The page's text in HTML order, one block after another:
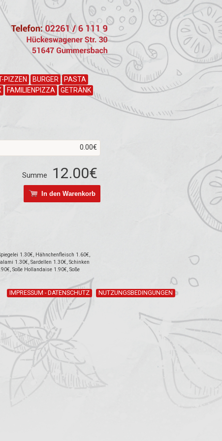
PIZZEN BURGER
PASTA
FAMILIENPIZZA GETRÄNK
0.00€
Summe 12.00€
In den Warenkorb
1.30€, Hähnchenfleisch 1.60€,
1.30€, Sardellen 1.30€, Schinken
Soße Hollandaise 1.90€, Soße
NUTZUNGSBEDINGUNGEN
IMPRESSUM - DATENSCHUTZ